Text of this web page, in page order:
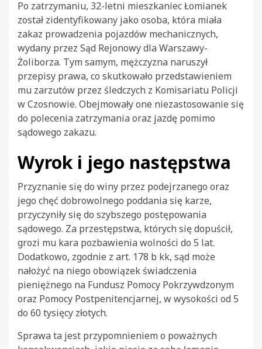
Po zatrzymaniu, 32-letni mieszkaniec Łomianek
został zidentyfikowany jako osoba, która miała
zakaz prowadzenia pojazdów mechanicznych,
wydany przez Sąd Rejonowy dla Warszawy-
Żoliborza. Tym samym, mężczyzna naruszył
przepisy prawa, co skutkowało przedstawieniem
mu zarzutów przez śledczych z Komisariatu Policji
w Czosnowie. Obejmowały one niezastosowanie się
do polecenia zatrzymania oraz jazdę pomimo
sądowego zakazu.
Wyrok i jego następstwa
Przyznanie się do winy przez podejrzanego oraz
jego chęć dobrowolnego poddania się karze,
przyczyniły się do szybszego postępowania
sądowego. Za przestępstwa, których się dopuścił,
grozi mu kara pozbawienia wolności do 5 lat.
Dodatkowo, zgodnie z art. 178 b kk, sąd może
nałożyć na niego obowiązek świadczenia
pieniężnego na Fundusz Pomocy Pokrzywdzonym
oraz Pomocy Postpenitencjarnej, w wysokości od 5
do 60 tysięcy złotych.
Sprawa ta jest przypomnieniem o poważnych